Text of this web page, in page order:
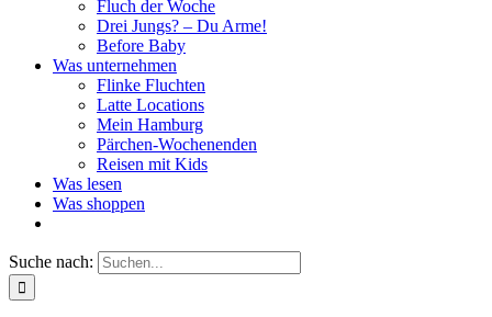
Fluch der Woche
Drei Jungs? – Du Arme!
Before Baby
Was unternehmen
Flinke Fluchten
Latte Locations
Mein Hamburg
Pärchen-Wochenenden
Reisen mit Kids
Was lesen
Was shoppen
Suche nach: